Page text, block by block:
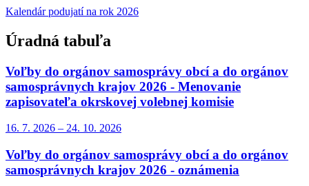
Kalendár podujatí na rok 2026
Úradná tabuľa
Voľby do orgánov samosprávy obcí a do orgánov
samosprávnych krajov 2026 - Menovanie
zapisovateľa okrskovej volebnej komisie
16. 7. 2026 – 24. 10. 2026
Voľby do orgánov samosprávy obcí a do orgánov
samosprávnych krajov 2026 - oznámenia